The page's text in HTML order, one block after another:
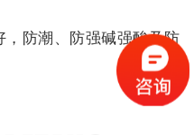
防潮、防强碱强酸及防